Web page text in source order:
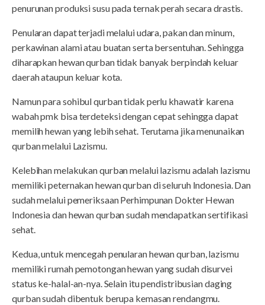
penurunan produksi susu pada ternak perah secara drastis.
Penularan dapat terjadi melalui udara, pakan dan minum,
perkawinan alami atau buatan serta bersentuhan. Sehingga
diharapkan hewan qurban tidak banyak berpindah keluar
daerah ataupun keluar kota.
Namun para sohibul qurban tidak perlu khawatir karena
wabah pmk bisa terdeteksi dengan cepat sehingga dapat
memilih hewan yang lebih sehat. Terutama jika menunaikan
qurban melalui Lazismu.
Kelebihan melakukan qurban melalui lazismu adalah lazismu
memiliki peternakan hewan qurban di seluruh Indonesia. Dan
sudah melalui pemeriksaan Perhimpunan Dokter Hewan
Indonesia dan hewan qurban sudah mendapatkan sertifikasi
sehat.
Kedua, untuk mencegah penularan hewan qurban, lazismu
memiliki rumah pemotongan hewan yang sudah disurvei
status ke-halal-an-nya. Selain itu pendistribusian daging
qurban sudah dibentuk berupa kemasan rendangmu.